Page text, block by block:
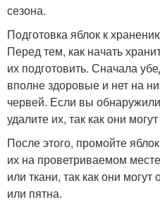
сезона.
Подготовка яблок к
Перед тем, как начать
их подготовить. Сначала
вполне здоровые и нет на
червей. Если вы
удалите их, так как они
После этого, промойте
их на проветриваемом
или ткани, так как они
или пятна.